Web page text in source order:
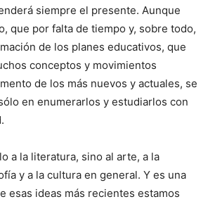
siempre el presente. Aunque
que por falta de tiempo y, sobre todo,
de los planes educativos, que
conceptos y movimientos
de los más nuevos y actuales, se
en enumerarlos y estudiarlos con
a la literatura, sino al arte, a la
y a la cultura en general. Y es una
esas ideas más recientes estamos